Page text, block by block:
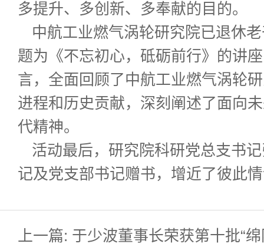
多提升、多创新、多奉献的目的。
中航工业燃气涡轮研究院已退休
题为《不忘初心，砥砺前行》的讲
言，全面回顾了中航工业燃气涡轮
进程和历史贡献，深刻阐述了面向
代精神。
活动最后，研究院科研党总支书
记及党支部书记赠书，增近了彼此
上一篇: 于少波董事长荣获第十批“